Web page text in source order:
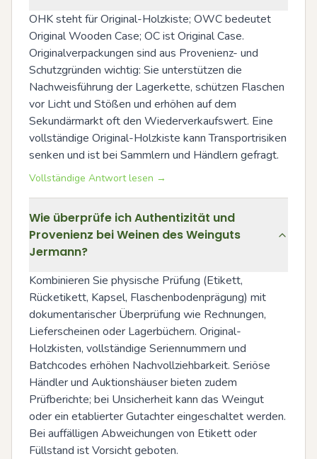
OHK steht für Original-Holzkiste; OWC bedeutet
Original Wooden Case; OC ist Original Case.
Originalverpackungen sind aus Provenienz- und
Schutzgründen wichtig: Sie unterstützen die
Nachweisführung der Lagerkette, schützen Flaschen
vor Licht und Stößen und erhöhen auf dem
Sekundärmarkt oft den Wiederverkaufswert. Eine
vollständige Original-Holzkiste kann Transportrisiken
senken und ist bei Sammlern und Händlern gefragt.
Vollständige Antwort lesen →
Wie überprüfe ich Authentizität und
Provenienz bei Weinen des Weinguts
Jermann?
Kombinieren Sie physische Prüfung (Etikett,
Rücketikett, Kapsel, Flaschenbodenprägung) mit
dokumentarischer Überprüfung wie Rechnungen,
Lieferscheinen oder Lagerbüchern. Original-
Holzkisten, vollständige Seriennummern und
Batchcodes erhöhen Nachvollziehbarkeit. Seriöse
Händler und Auktionshäuser bieten zudem
Prüfberichte; bei Unsicherheit kann das Weingut
oder ein etablierter Gutachter eingeschaltet werden.
Bei auffälligen Abweichungen von Etikett oder
Füllstand ist Vorsicht geboten.